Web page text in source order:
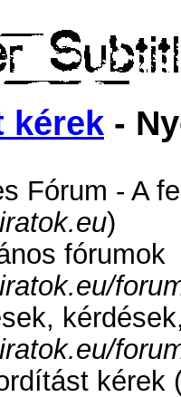
kérek -
Fórum - A
)
fórumok
kérek